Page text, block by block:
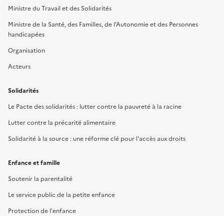
Ministre du Travail et des Solidarités
Ministre de la Santé, des Familles, de l'Autonomie et des Personnes
handicapées
Organisation
Acteurs
Solidarités
Le Pacte des solidarités : lutter contre la pauvreté à la racine
Lutter contre la précarité alimentaire
Solidarité à la source : une réforme clé pour l'accès aux droits
Enfance et famille
Soutenir la parentalité
Le service public de la petite enfance
Protection de l'enfance